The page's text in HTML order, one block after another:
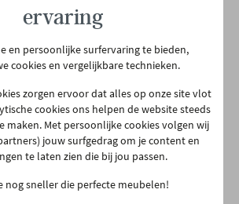
USB
Joli
€ 1.349,00 € 2.695,00
Binnen 12 weken bij jou thuis
ervaring
en persoonlijke surfervaring te bieden,
cookies en vergelijkbare technieken.
zorgen ervoor dat alles op onze site vlot
cookies ons helpen de website steeds
maken. Met persoonlijke cookies volgen wij
jouw surfgedrag om je content en
te laten zien die bij jou passen.
nog sneller die perfecte meubelen!